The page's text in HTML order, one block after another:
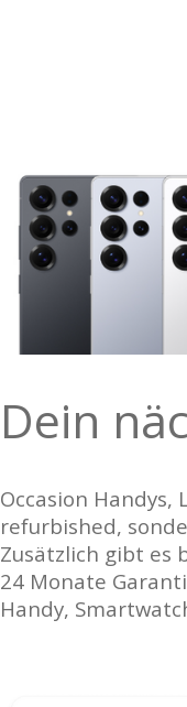
Dein
Occasion
refurbished,
Zusätzlich gibt es
24 Monate
Handy,